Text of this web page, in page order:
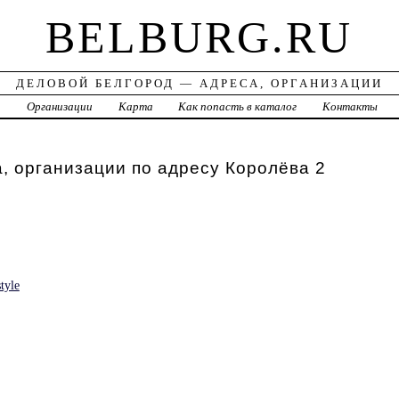
BELBURG.RU
ДЕЛОВОЙ БЕЛГОРОД — АДРЕСА, ОРГАНИЗАЦИИ
Организации Карта Как попасть в каталог Контакты
организации по адресу Королёва 2